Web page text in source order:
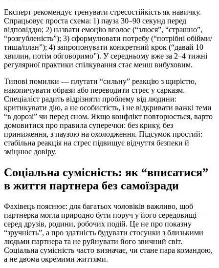
Експерт рекомендує тренувати стресостійкість як навичку.
Спрацьовує проста схема: 1) пауза 30–90 секунд перед
відповіддю; 2) назвати емоцію вголос (“злюся”, “страшно”,
“розгубленість”); 3) сформулювати потребу (“потрібні обійми/
тиша/план”); 4) запропонувати конкретний крок (“давай 10
хвилин, потім обговоримо”). У середньому вже за 2–4 тижні
регулярної практики спілкування стає менш вибуховим.
Типові помилки — плутати “сильну” реакцію з щирістю,
накопичувати образи або переводити стрес у сарказм.
Спеціаліст радить відрізняти проблему від людини:
критикувати дію, а не особистість, і не відкривати важкі теми
“в дорозі” чи перед сном. Якщо конфлікт повторюється, варто
домовитися про правила суперечки: без крику, без
приниження, з паузою на охолодження. Підсумок простий:
стабільна реакція на стрес підвищує відчуття безпеки й
зміцнює довіру.
Соціальна сумісність: як “вписатися”
в життя партнера без самоїзради
Фахівець пояснює: для багатьох чоловіків важливо, щоб
партнерка могла природно бути поруч у його середовищі —
серед друзів, родини, робочих подій. Це не про показну
“зручність”, а про здатність будувати стосунки з близькими
людьми партнера та не руйнувати його звичний світ.
Соціальна сумісність часто визначає, чи стане пара командою,
а не двома окремими життями.